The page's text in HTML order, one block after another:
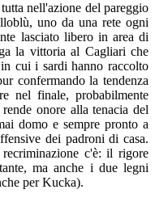
nell'azione del pareggio
uno da una rete ogni
lasciato libero in area di
la vittoria al Cagliari che
cui i sardi hanno raccolto
confermando la tendenza
nel finale, probabilmente
onore alla tenacia del
domo e sempre pronto a
dei padroni di casa.
c'è: il rigore
ma anche i due legni
per Kucka).